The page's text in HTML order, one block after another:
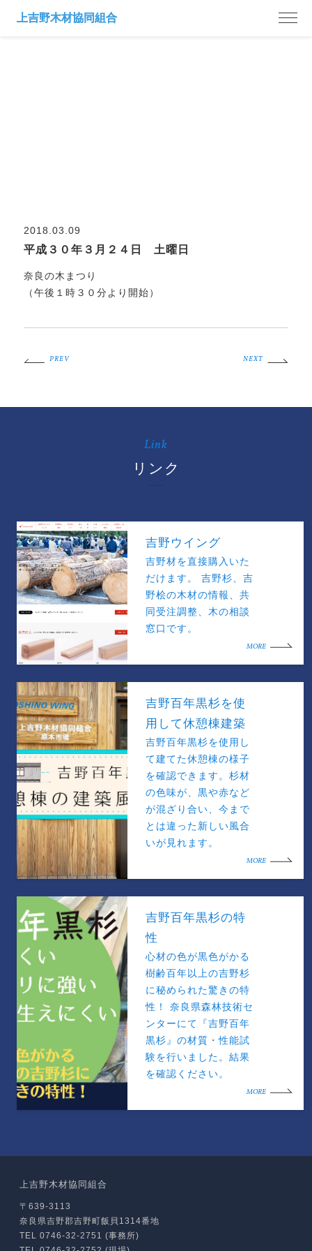
2018.03.09
平成３０年３月２４日 土曜日
奈良の木まつり
（午後１時３０分より開始）
PREV NEXT
Link
リンク
吉野ウイング
吉野材を直接購入いた
だけます。 吉野杉、吉
野桧の木材の情報、共
同受注調整、木の相談
窓口です。
MORE
吉野百年黒杉を使
用して休憩棟建築
吉野百年黒杉を使用し
て建てた休憩棟の様子
を確認できます。杉材
の色味が、黒や赤など
が混ざり合い、今まで
とは違った新しい風合
いが見れます。
MORE
吉野百年黒杉の特
性
心材の色が黒色がかる
樹齢百年以上の吉野杉
に秘められた驚きの特
性！ 奈良県森林技術セ
ンターにて『吉野百年
黒杉』の材質・性能試
験を行いました。結果
を確認ください。
MORE
上吉野木材協同組合
〒639-3113
奈良県吉野郡吉野町飯貝1314番地
TEL 0746-32-2751 (事務所)